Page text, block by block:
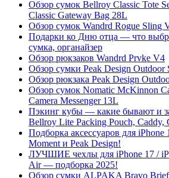
Обзор сумок Bellroy Classic Tote
Classic Gateway Bag 28L
Обзор сумок Wandrd Rogue Sling
Подарки ко Дню отца — что
сумка, органайзер
Обзор рюкзаков Wandrd Prvke V4
Обзор сумки Peak Design Outdoor
Обзор рюкзака Peak Design
Обзор сумок Nomatic McKinnon
Camera Messenger 13L
Пэкинг кубы — какие бывают и
Bellroy Lite Packing Pouch, Caddy,
Подборка аксессуаров для
Moment и Peak Design!
ЛУЧШИЕ чехлы для iPhone 17 /
Air — подборка 2025!
Обзор сумки ALPAKA Bravo Brief